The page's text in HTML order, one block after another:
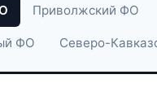
Приволжский ФО
ФО Северо-